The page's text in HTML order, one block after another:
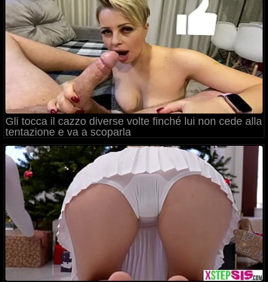
Gli tocca il cazzo diverse volte finché lui non cede alla
tentazione e va a scoparla